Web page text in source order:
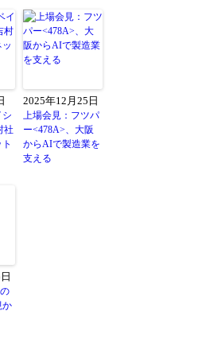
シ
社
2025年12月25日
上場会見：フツパ
ー<478A>、大阪
からAIで製造業を
支える
か